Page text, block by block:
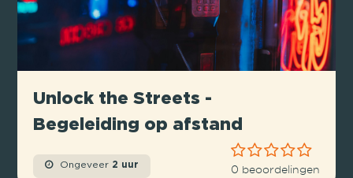
Unlock the Streets -
Begeleiding op afstand
Ongeveer 2 uur 0 beoordelingen